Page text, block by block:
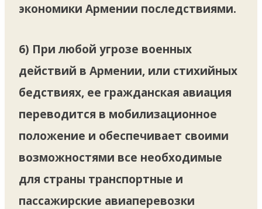
экономики Армении последствиями.
6) При любой угрозе военных
действий в Армении, или стихийных
бедствиях, ее гражданская авиация
переводится в мобилизационное
положение и обеспечивает своими
возможностями все необходимые
для страны транспортные и
пассажирские авиаперевозки